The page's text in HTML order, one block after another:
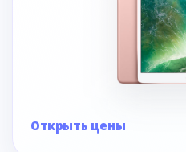
Открыть цены